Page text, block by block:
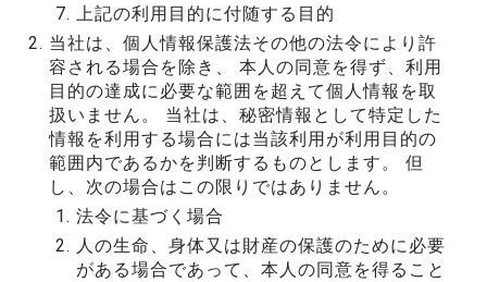
上記の利用目的に付随する目的
当社は、個人情報保護法その他の法令により許
容される場合を除き、 本人の同意を得ず、利用
目的の達成に必要な範囲を超えて個人情報を取
扱いません。 当社は、秘密情報として特定した
情報を利用する場合には当該利用が利用目的の
範囲内であるかを判断するものとします。 但
し、次の場合はこの限りではありません。
法令に基づく場合
人の生命、身体又は財産の保護のために必要
がある場合であって、本人の同意を得ること